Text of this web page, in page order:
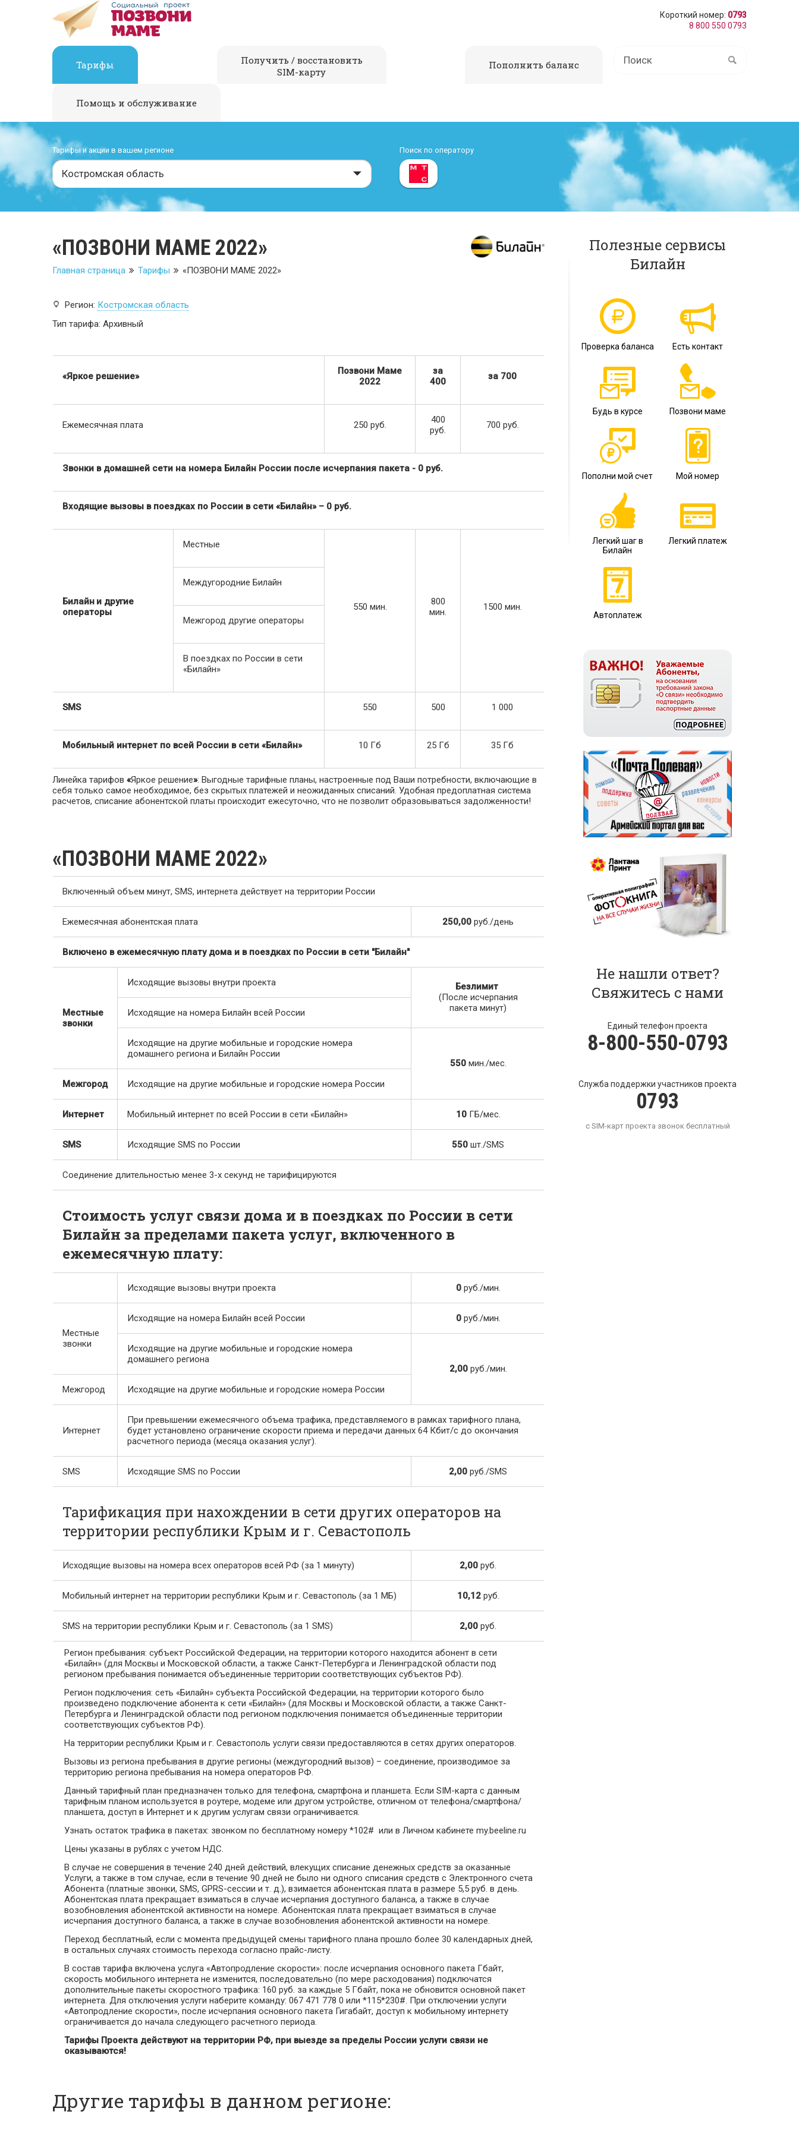
Короткий номер: 0793
8 800 550 0793
Тарифы
Получить / восстановить
SIM-карту
Пополнить баланс
Помощь и обслуживание
Тарифы и акции в вашем регионе
Костромская область
Поиск по оператору
«ПОЗВОНИ МАМЕ 2022»
Главная страница Тарифы «ПОЗВОНИ МАМЕ 2022»
Регион: Костромская область
Тип тарифа: Архивный
«Яркое решение»
Позвони Маме
2022
за
400
за 700
Ежемесячная плата 250 руб.
400
руб.
700 руб.
Звонки в домашней сети на номера Билайн России после исчерпания пакета - 0 руб.
Входящие вызовы в поездках по России в сети «Билайн» – 0 руб.
Билайн и другие
операторы
Местные
550 мин.
800
мин.
1500 мин.
Междугородние Билайн
Межгород другие операторы
В поездках по России в сети
«Билайн»
SMS 550 500 1 000
Мобильный интернет по всей России в сети «Билайн» 10 Гб 25 Гб 35 Гб
Линейка тарифов «Яркое решение»: Выгодные тарифные планы, настроенные под Ваши потребности, включающие в
себя только самое необходимое, без скрытых платежей и неожиданных списаний. Удобная предоплатная система
расчетов, списание абонентской платы происходит ежесуточно, что не позволит образовываться задолженности!
«ПОЗВОНИ МАМЕ 2022»
Включенный объем минут, SMS, интернета действует на территории России
Ежемесячная абонентская плата 250,00 руб./день
Включено в ежемесячную плату дома и в поездках по России в сети "Билайн"
Местные
звонки
Исходящие вызовы внутри проекта
Безлимит
(После исчерпания
пакета минут)
Исходящие на номера Билайн всей России
Исходящие на другие мобильные и городские номера
домашнего региона и Билайн России
550мин./мес.
Межгород
Исходящие на другие мобильные и городские номера России
Интернет Мобильный интернет по всей России в сети «Билайн» 10ГБ/мес.
SMS Исходящие SMS по России 550 шт./SMS
Соединение длительностью менее 3-х секунд не тарифицируются
Стоимость услуг связи дома и в поездках по России в сети
Билайн за пределами пакета услуг, включенного в
ежемесячную плату:
Исходящие вызовы внутри проекта 0руб./мин.
Местные
звонки
Исходящие на номера Билайн всей России 0руб./мин.
Исходящие на другие мобильные и городские номера
домашнего региона
2,00руб./мин.
Межгород
Исходящие на другие мобильные и городские номера России
Интернет
При превышении ежемесячного объема трафика, представляемого в рамках тарифного плана,
будет установлено ограничение скорости приема и передачи данных 64 Кбит/с до окончания
расчетного периода (месяца оказания услуг).
SMS Исходящие SMS по России 2,00 руб./SMS
Тарификация при нахождении в сети других операторов на
территории республики Крым и г. Севастополь
Исходящие вызовы на номера всех операторов всей РФ (за 1 минуту) 2,00 руб.
Мобильный интернет на территории республики Крым и г. Севастополь (за 1 МБ) 10,12руб.
SMS на территории республики Крым и г. Севастополь (за 1 SMS) 2,00 руб.
Регион пребывания: субъект Российской Федерации, на территории которого находится абонент в сети
«Билайн» (для Москвы и Московской области, а также Санкт-Петербурга и Ленинградской области под
регионом пребывания понимается объединенные территории соответствующих субъектов РФ).
Регион подключения: сеть «Билайн» субъекта Российской Федерации, на территории которого было
произведено подключение абонента к сети «Билайн» (для Москвы и Московской области, а также Санкт-
Петербурга и Ленинградской области под регионом подключения понимается объединенные территории
соответствующих субъектов РФ).
На территории республики Крым и г. Севастополь услуги связи предоставляются в сетях других операторов.
Вызовы из региона пребывания в другие регионы (междугородний вызов) – соединение, производимое за
территорию региона пребывания на номера операторов РФ.
Данный тарифный план предназначен только для телефона, смартфона и планшета. Если SIM-карта с данным
тарифным планом используется в роутере, модеме или другом устройстве, отличном от телефона/смартфона/
планшета, доступ в Интернет и к другим услугам связи ограничивается.
Узнать остаток трафика в пакетах: звонком по бесплатному номеру *102# или в Личном кабинете my.beeline.ru
Цены указаны в рублях с учетом НДС.
В случае не совершения в течение 240 дней действий, влекущих списание денежных средств за оказанные
Услуги, а также в том случае, если в течение 90 дней не было ни одного списания средств с Электронного счета
Абонента (платные звонки, SMS, GPRS-сессии и т. д.), взимается абонентская плата в размере 5,5 руб. в день.
Абонентская плата прекращает взиматься в случае исчерпания доступного баланса, а также в случае
возобновления абонентской активности на номере. Абонентская плата прекращает взиматься в случае
исчерпания доступного баланса, а также в случае возобновления абонентской активности на номере.
Переход бесплатный, если с момента предыдущей смены тарифного плана прошло более 30 календарных дней,
в остальных случаях стоимость перехода согласно прайс-листу.
В состав тарифа включена услуга «Автопродление скорости»: после исчерпания основного пакета Гбайт,
скорость мобильного интернета не изменится, последовательно (по мере расходования) подключатся
дополнительные пакеты скоростного трафика: 160 руб. за каждые 5 Гбайт, пока не обновится основной пакет
интернета. Для отключения услуги наберите команду: 067 471 778 0 или *115*230#. При отключении услуги
«Автопродление скорости», после исчерпания основного пакета Гигабайт, доступ к мобильному интернету
ограничивается до начала следующего расчетного периода.
Тарифы Проекта действуют на территории РФ, при выезде за пределы России услуги связи не
оказываются!
Другие тарифы в данном регионе:
Полезные сервисы
Билайн
Проверка баланса Есть контакт
Будь в курсе Позвони маме
Пополни мой счет Мой номер
Легкий шаг в
Билайн
Легкий платеж
Автоплатеж
Не нашли ответ?
Свяжитесь с нами
Единый телефон проекта
8-800-550-0793
Служба поддержки участников проекта
0793
с SIM-карт проекта звонок бесплатный